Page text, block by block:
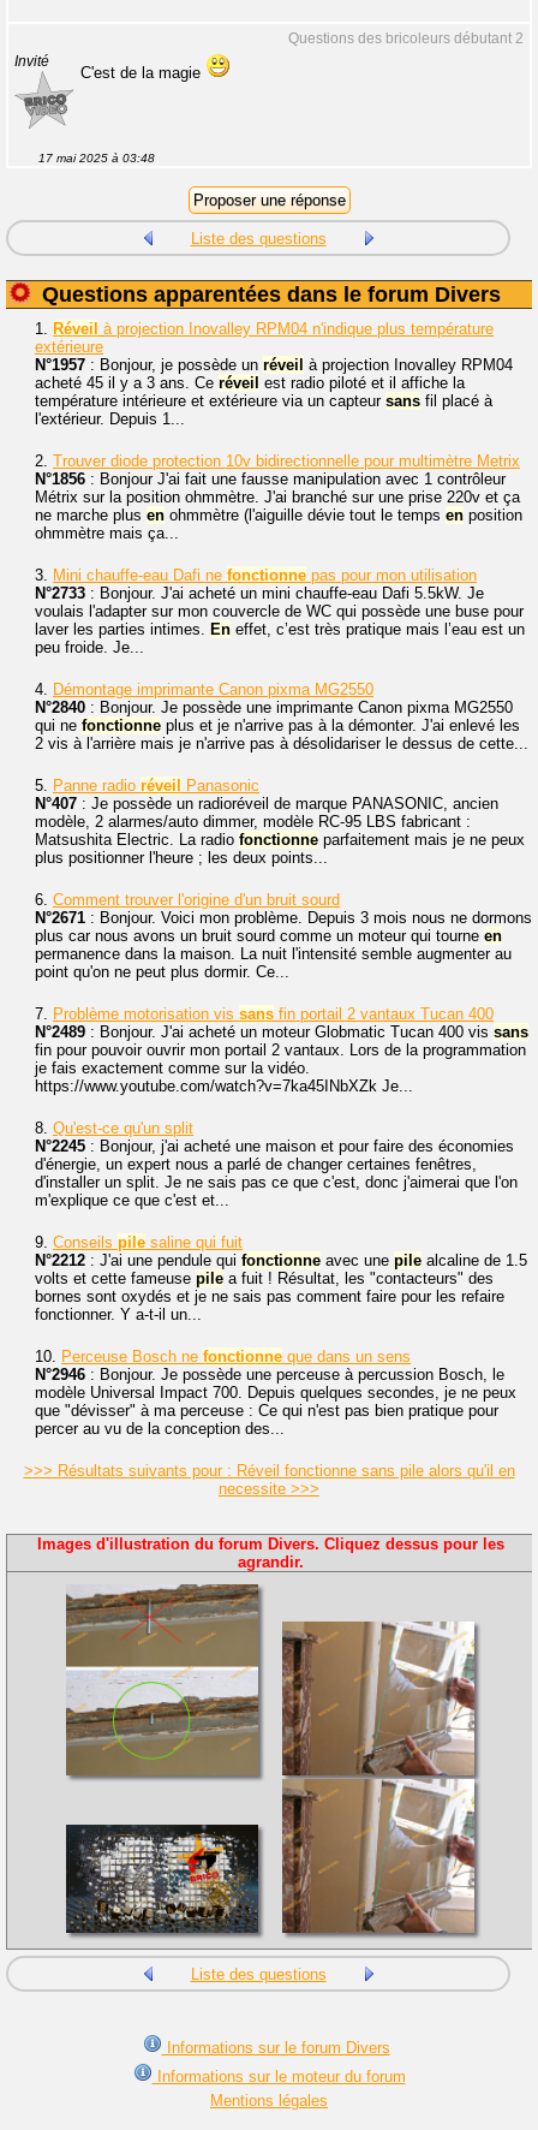
Questions des bricoleurs débutant 2
Invité
C'est de la magie
17 mai 2025 à 03:48
Liste des questions
Questions apparentées dans le forum Divers
1. Réveil à projection Inovalley RPM04 n'indique plus température
extérieure
N°1957 : Bonjour, je possède un réveil à projection Inovalley RPM04
acheté 45 il y a 3 ans. Ce réveil est radio piloté et il affiche la
température intérieure et extérieure via un capteur sans fil placé à
l'extérieur. Depuis 1...
2. Trouver diode protection 10v bidirectionnelle pour multimètre Metrix
N°1856 : Bonjour J'ai fait une fausse manipulation avec 1 contrôleur
Métrix sur la position ohmmètre. J'ai branché sur une prise 220v et ça
ne marche plus en ohmmètre (l'aiguille dévie tout le temps en position
ohmmètre mais ça...
3. Mini chauffe-eau Dafi ne fonctionne pas pour mon utilisation
N°2733 : Bonjour. J'ai acheté un mini chauffe-eau Dafi 5.5kW. Je
voulais l'adapter sur mon couvercle de WC qui possède une buse pour
laver les parties intimes. En effet, c’est très pratique mais l’eau est un
peu froide. Je...
4. Démontage imprimante Canon pixma MG2550
N°2840 : Bonjour. Je possède une imprimante Canon pixma MG2550
qui ne fonctionne plus et je n'arrive pas à la démonter. J'ai enlevé les
2 vis à l'arrière mais je n'arrive pas à désolidariser le dessus de cette...
5. Panne radio réveil
Panasonic
N°407 : Je possède un radioréveil de marque PANASONIC, ancien
modèle, 2 alarmes/auto dimmer, modèle RC-95 LBS fabricant :
Matsushita Electric. La radio fonctionne parfaitement mais je ne peux
plus positionner l'heure ; les deux points...
6. Comment trouver l'origine d'un bruit sourd
N°2671 : Bonjour. Voici mon problème. Depuis 3 mois nous ne dormons
plus car nous avons un bruit sourd comme un moteur qui tourne en
permanence dans la maison. La nuit l'intensité semble augmenter au
point qu'on ne peut plus dormir. Ce...
7. Problème motorisation vis sans fin portail 2 vantaux Tucan 400
N°2489 : Bonjour. J'ai acheté un moteur Globmatic Tucan 400 vis sans
fin pour pouvoir ouvrir mon portail 2 vantaux. Lors de la programmation
je fais exactement comme sur la vidéo.
https://www.youtube.com/watch?v=7ka45INbXZk Je...
8. Qu'est-ce qu'un split
N°2245 : Bonjour, j'ai acheté une maison et pour faire des économies
d'énergie, un expert nous a parlé de changer certaines fenêtres,
d'installer un split. Je ne sais pas ce que c'est, donc j'aimerai que l'on
m'explique ce que c'est et...
9. Conseils pile saline qui fuit
N°2212 : J'ai une pendule qui fonctionne avec une pile alcaline de 1.5
volts et cette fameuse pile a fuit ! Résultat, les "contacteurs" des
bornes sont oxydés et je ne sais pas comment faire pour les refaire
fonctionner. Y a-t-il un...
10. Perceuse Bosch ne fonctionne que dans un sens
N°2946 : Bonjour. Je possède une perceuse à percussion Bosch, le
modèle Universal Impact 700. Depuis quelques secondes, je ne peux
que "dévisser" à ma perceuse : Ce qui n'est pas bien pratique pour
percer au vu de la conception des...
>>> Résultats suivants pour : Réveil fonctionne sans pile alors qu'il en
necessite >>>
Images d'illustration du forum Divers. Cliquez dessus pour les
agrandir.
Liste des questions
Informations sur le forum Divers
Informations sur le moteur du forum
Mentions légales